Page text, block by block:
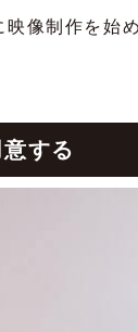
像制作を始
する